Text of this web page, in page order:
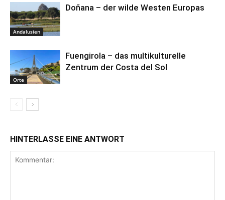
Andalusien
Doñana – der wilde Westen Europas
Orte
Fuengirola – das multikulturelle
Zentrum der Costa del Sol
HINTERLASSE EINE ANTWORT